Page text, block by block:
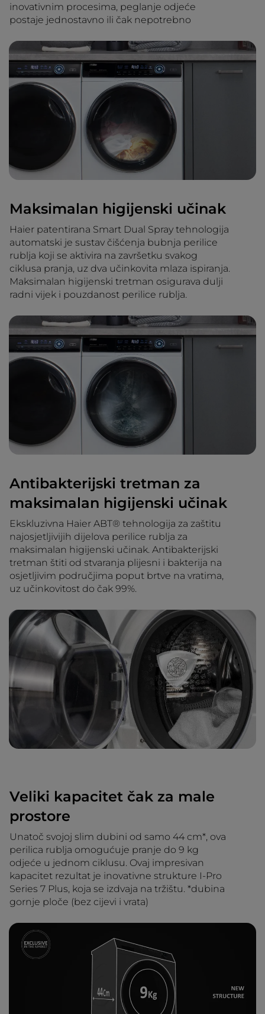
inovativnim procesima, peglanje odjeće
postaje jednostavno ili čak nepotrebno
Maksimalan higijenski učinak
Haier patentirana Smart Dual Spray tehnologija
automatski je sustav čišćenja bubnja perilice
rublja koji se aktivira na završetku svakog
ciklusa pranja, uz dva učinkovita mlaza ispiranja.
Maksimalan higijenski tretman osigurava dulji
radni vijek i pouzdanost perilice rublja.
Antibakterijski tretman za
maksimalan higijenski učinak
Ekskluzivna Haier ABT® tehnologija za zaštitu
najosjetljivijih dijelova perilice rublja za
maksimalan higijenski učinak. Antibakterijski
tretman štiti od stvaranja plijesni i bakterija na
osjetljivim područjima poput brtve na vratima,
uz učinkovitost do čak 99%.
Veliki kapacitet čak za male
prostore
Unatoč svojoj slim dubini od samo 44 cm*, ova
perilica rublja omogućuje pranje do 9 kg
odjeće u jednom ciklusu. Ovaj impresivan
kapacitet rezultat je inovativne strukture I-Pro
Series 7 Plus, koja se izdvaja na tržištu. *dubina
gornje ploče (bez cijevi i vrata)